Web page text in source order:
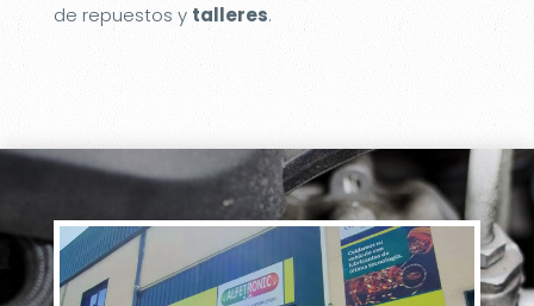
de repuestos y talleres.